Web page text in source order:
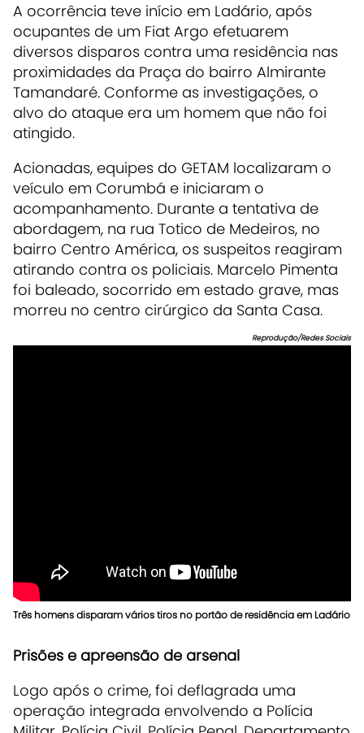
A ocorrência teve início em Ladário, após
ocupantes de um Fiat Argo efetuarem
diversos disparos contra uma residência nas
proximidades da Praça do bairro Almirante
Tamandaré. Conforme as investigações, o
alvo do ataque era um homem que não foi
atingido.
Acionadas, equipes do GETAM localizaram o
veículo em Corumbá e iniciaram o
acompanhamento. Durante a tentativa de
abordagem, na rua Totico de Medeiros, no
bairro Centro América, os suspeitos reagiram
atirando contra os policiais. Marcelo Pimenta
foi baleado, socorrido em estado grave, mas
morreu no centro cirúrgico da Santa Casa.
Reprodução/Redes Sociais
Três homens disparam vários tiros no portão de residência em Ladário
Prisões e apreensão de arsenal
Logo após o crime, foi deflagrada uma
operação integrada envolvendo a Polícia